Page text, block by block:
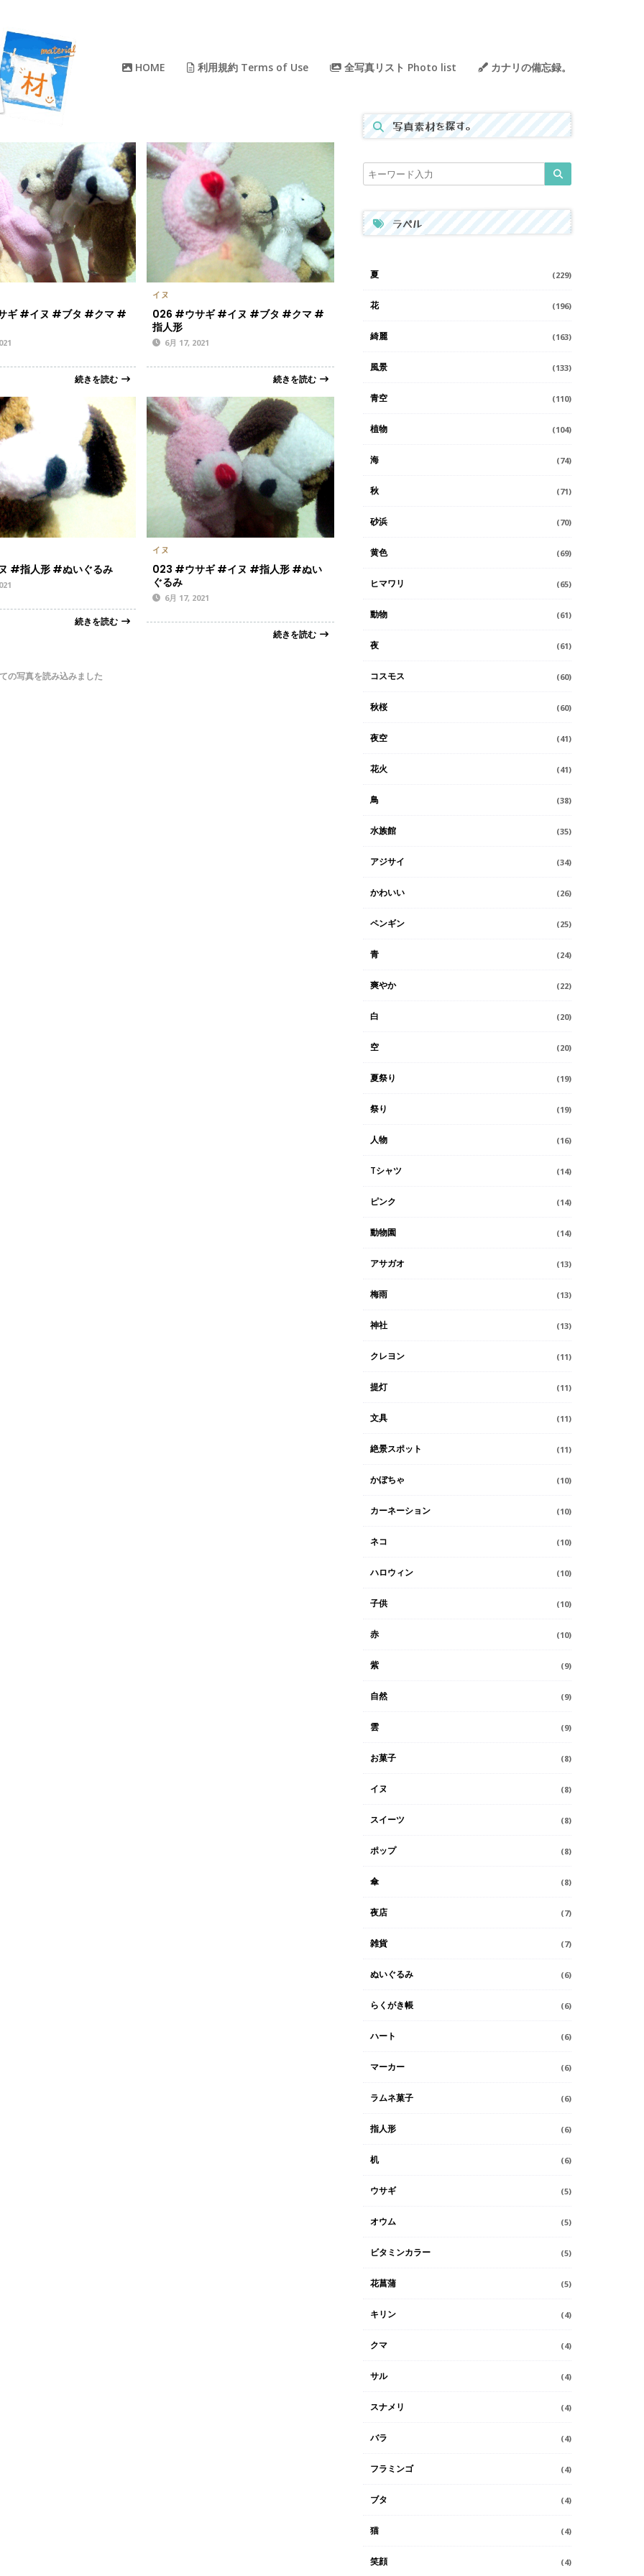
HOME 利用規約 Terms of Use 全写真リスト Photo list カナリの備忘録。
ギ #イヌ #ブタ #クマ #
続きを読む
イヌ
026 #ウサギ #イヌ #ブタ #クマ #
指人形
6月 17, 2021
続きを読む
#指人形 #ぬいぐるみ
続きを読む
イヌ
023 #ウサギ #イヌ #指人形 #ぬい
ぐるみ
6月 17, 2021
続きを読む
の写真を読み込みました
写真素材を探す。
ラベル
夏 (229)
花 (196)
綺麗 (163)
風景 (133)
青空 (110)
植物 (104)
海 (74)
秋 (71)
砂浜 (70)
黄色 (69)
ヒマワリ (65)
動物 (61)
夜 (61)
コスモス (60)
秋桜 (60)
夜空 (41)
花火 (41)
鳥 (38)
水族館 (35)
アジサイ (34)
かわいい (26)
ペンギン (25)
青 (24)
爽やか (22)
白 (20)
空 (20)
夏祭り (19)
祭り (19)
人物 (16)
Tシャツ (14)
ピンク (14)
動物園 (14)
アサガオ (13)
梅雨 (13)
神社 (13)
クレヨン (11)
提灯 (11)
文具 (11)
絶景スポット (11)
かぼちゃ (10)
カーネーション (10)
ネコ (10)
ハロウィン (10)
子供 (10)
赤 (10)
紫 (9)
自然 (9)
雲 (9)
お菓子 (8)
イヌ (8)
スイーツ (8)
ポップ (8)
傘 (8)
夜店 (7)
雑貨 (7)
ぬいぐるみ (6)
らくがき帳 (6)
ハート (6)
マーカー (6)
ラムネ菓子 (6)
指人形 (6)
机 (6)
ウサギ (5)
オウム (5)
ビタミンカラー (5)
花菖蒲 (5)
キリン (4)
クマ (4)
サル (4)
スナメリ (4)
バラ (4)
フラミンゴ (4)
ブタ (4)
猫 (4)
笑顔 (4)